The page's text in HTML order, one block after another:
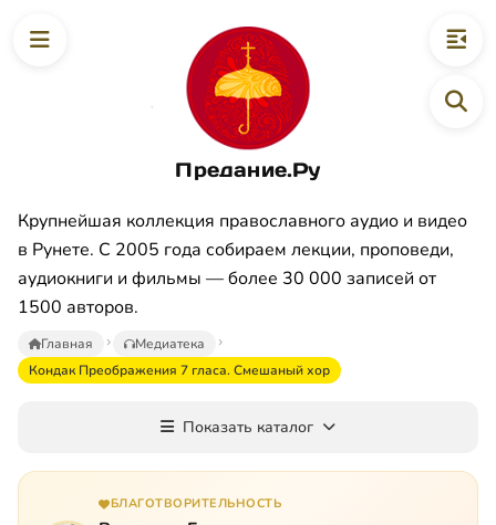
Предание.Ру
Крупнейшая коллекция православного аудио и видео
в Рунете. С 2005 года собираем лекции, проповеди,
аудиокниги и фильмы — более 30 000 записей от
1500 авторов.
Главная
Медиатека
Кондак Преображения 7 гласа. Смешаный хор
Показать каталог
БЛАГОТВОРИТЕЛЬНОСТЬ